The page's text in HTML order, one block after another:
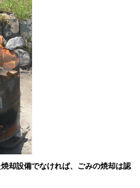
焼却設備でなければ、ごみの焼却は認